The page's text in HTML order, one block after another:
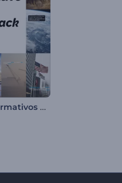
Vídeos Informativos para Redes Sociais